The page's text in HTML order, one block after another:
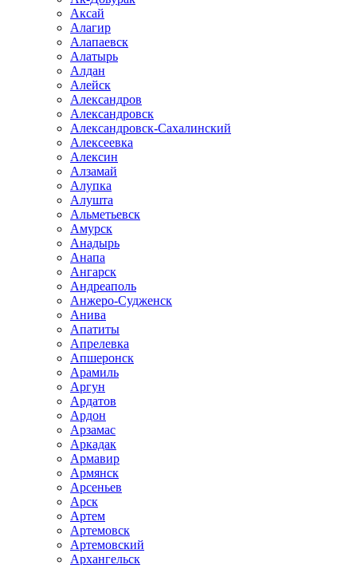
Аксай
Алагир
Алапаевск
Алатырь
Алдан
Алейск
Александров
Александровск
Александровск-Сахалинский
Алексеевка
Алексин
Алзамай
Алупка
Алушта
Альметьевск
Амурск
Анадырь
Анапа
Ангарск
Андреаполь
Анжеро-Судженск
Анива
Апатиты
Апрелевка
Апшеронск
Арамиль
Аргун
Ардатов
Ардон
Арзамас
Аркадак
Армавир
Армянск
Арсеньев
Арск
Артем
Артемовск
Артемовский
Архангельск